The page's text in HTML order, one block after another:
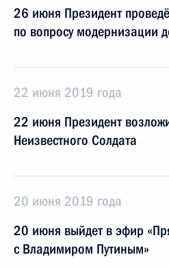
26 июня Президент
по вопросу модернизации
22 июня 2019 года
22 июня Президент
Неизвестного Солдата
20 июня 2019 года
20 июня выйдет в эфир
с Владимиром Путиным»